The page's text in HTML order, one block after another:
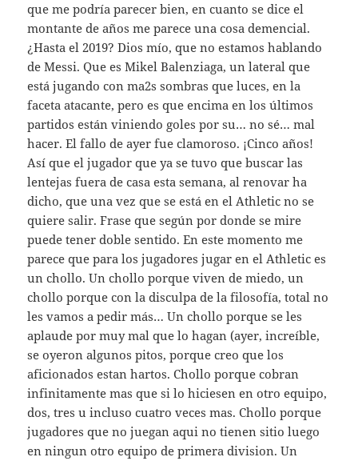
que me podría parecer bien, en cuanto se dice el
montante de años me parece una cosa demencial.
¿Hasta el 2019? Dios mío, que no estamos hablando
de Messi. Que es Mikel Balenziaga, un lateral que
está jugando con ma2s sombras que luces, en la
faceta atacante, pero es que encima en los últimos
partidos están viniendo goles por su… no sé… mal
hacer. El fallo de ayer fue clamoroso. ¡Cinco años!
Así que el jugador que ya se tuvo que buscar las
lentejas fuera de casa esta semana, al renovar ha
dicho, que una vez que se está en el Athletic no se
quiere salir. Frase que según por donde se mire
puede tener doble sentido. En este momento me
parece que para los jugadores jugar en el Athletic es
un chollo. Un chollo porque viven de miedo, un
chollo porque con la disculpa de la filosofía, total no
les vamos a pedir más… Un chollo porque se les
aplaude por muy mal que lo hagan (ayer, increíble,
se oyeron algunos pitos, porque creo que los
aficionados estan hartos. Chollo porque cobran
infinitamente mas que si lo hiciesen en otro equipo,
dos, tres u incluso cuatro veces mas. Chollo porque
jugadores que no juegan aqui no tienen sitio luego
en ningun otro equipo de primera division. Un